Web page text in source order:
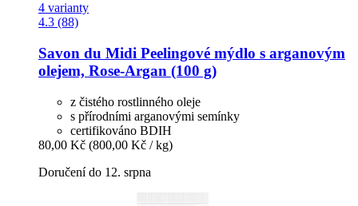
4 varianty
4.3 (88)
Savon du Midi Peelingové mýdlo s arganovým
olejem, Rose-​Argan (100 g)
z čistého rostlinného oleje
s přírodními arganovými semínky
certifikováno BDIH
80,00 Kč (800,00 Kč / kg)
Doručení do 12. srpna